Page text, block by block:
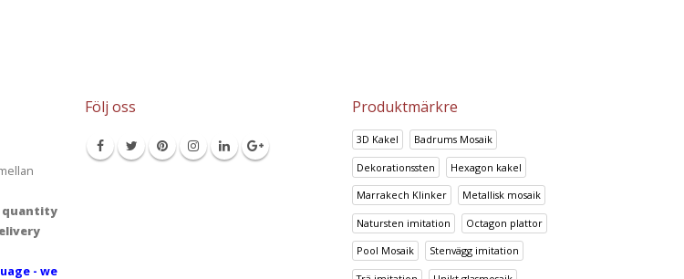
quantity
- we
Följ oss Produktmärkre
3D Kakel Badrums Mosaik
Dekorationssten Hexagon kakel
Marrakech Klinker Metallisk mosaik
Natursten imitation Octagon plattor
Pool Mosaik Stenvägg imitation